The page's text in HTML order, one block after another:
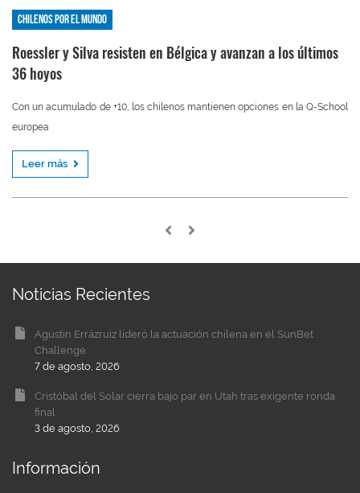
Chilenos por el mundo
Roessler y Silva resisten en Bélgica y avanzan a los últimos
36 hoyos
Con un acumulado de +10, los chilenos mantienen opciones en la Q-School
europea
Leer más
Noticias Recientes
Agustín Errázruiz lideró la actuación chilena en el SunBet
Challenge
7 de agosto, 2026
Cristóbal del Solar cierra bajo par en Utah tras exigente ronda
final
3 de agosto, 2026
Información